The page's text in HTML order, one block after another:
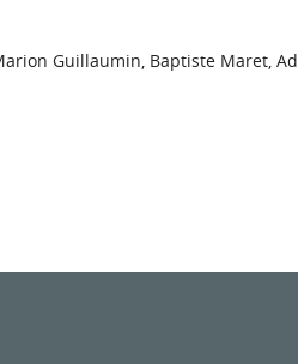
Guillaumin, Baptiste Maret,